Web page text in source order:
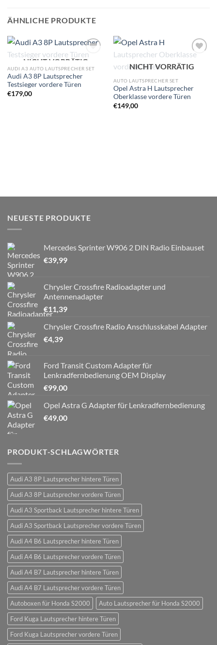
ÄHNLICHE PRODUKTE
Zu
Wunschliste
hinzufügen
NICHT VORRÄTIG
AUDI A3 AUTO LAUTSPRECHER SET
Audi A3 8P Lautsprecher
Testsieger vordere Türen
€179,00
Wunschliste
NICHT VORRÄTIG
AUTO LAUTSPRECHER SET
Opel Astra H Lautsprecher
Oberklasse vordere Türen
€149,00
NEUESTE PRODUKTE
Mercedes Sprinter W906 2 DIN Radio Einbauset
€39,99
Chrysler Crossfire Radioadapter und
Antennenadapter
€11,39
Chrysler Crossfire Radio Anschlusskabel Adapter
€4,39
Ford Transit Custom Adapter für
Lenkradfernbedienung OEM Display
€99,00
Opel Astra G Adapter für Lenkradfernbedienung
€49,00
PRODUKT-SCHLAGWÖRTER
Audi A3 8P Lautsprecher hintere Türen
Audi A3 8P Lautsprecher vordere Türen
Audi A3 Sportback Lautsprecher hintere Türen
Audi A3 Sportback Lautsprecher vordere Türen
Audi A4 B6 Lautsprecher hintere Türen
Audi A4 B6 Lautsprecher vordere Türen
Audi A4 B7 Lautsprecher hintere Türen
Audi A4 B7 Lautsprecher vordere Türen
Autoboxen für Honda S2000
Auto Lautsprecher für Honda S2000
Ford Kuga Lautsprecher hintere Türen
Ford Kuga Lautsprecher vordere Türen